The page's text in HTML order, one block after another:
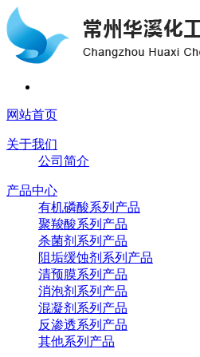
网站首页
关于我们
公司简介
产品中心
有机磷酸系列产品
聚羧酸系列产品
杀菌剂系列产品
阻垢缓蚀剂系列产品
清预膜系列产品
消泡剂系列产品
混凝剂系列产品
反渗透系列产品
其他系列产品